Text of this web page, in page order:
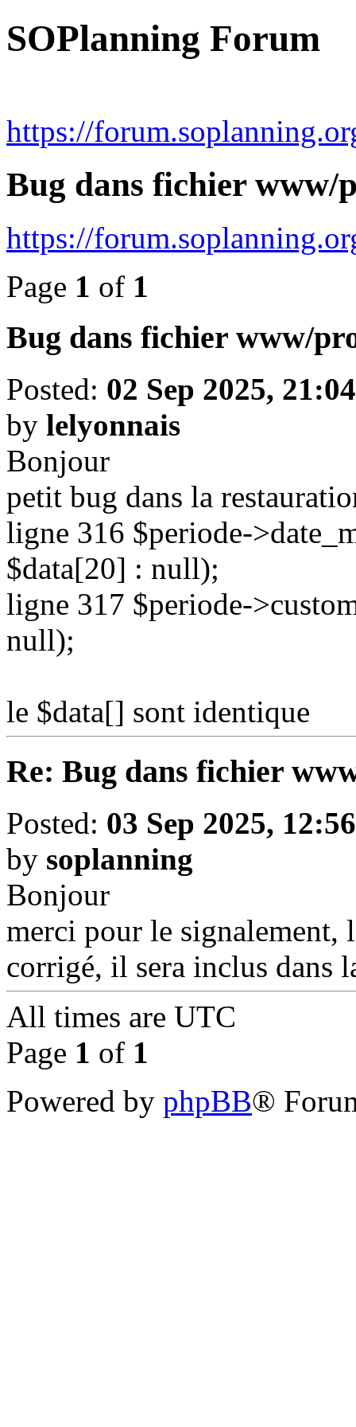
SOPlanning Forum
https://
Bug dans fichier www/
https://
Page 1 of 1
Bug dans fichier www/
Posted: 02 Sep 2025, 21:04
by lelyonnais
Bonjour
petit bug dans la
ligne 316 $periode-
$data[20] : null);
ligne 317 $periode-
null);
le $data[] sont identique
Re: Bug dans fichier
Posted: 03 Sep 2025, 12:56
by soplanning
Bonjour
merci pour le signalement,
corrigé, il sera inclus dans
All times are UTC
Page 1 of 1
Powered by phpBB®